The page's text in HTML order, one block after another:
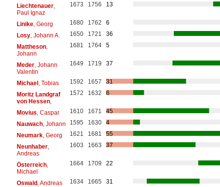
Liechtenauer,
Paul Ignaz
1673 1756 13
Linike, Georg 1680 1762
6
Losy, Johann A. 1650 1721
36
Mattheson,
Johann
1681 1764 5
Meder, Johann
Valentin
1649 1719 37
Michael, Tobias 1592 1657
31
Moritz Landgraf
von Hessen,
1572 1632 6
Movius , Caspar 1610 1671
45
Nauwach, Johann 1595 1630
4
Neumark, Georg 1621 1681
55
Neunhaber,
Andreas
1603 1663 37
Österreich,
Michael
1664 1709 22
Oswald, Andreas 1634 1665
31